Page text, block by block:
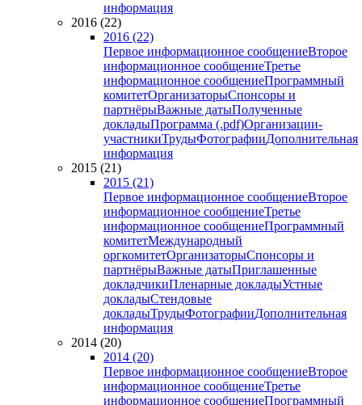
информация
2016 (22)
2016 (22)
Первое информационное сообщениеВторое
информационное сообщениеТретье
информационное сообщениеПрограммный
комитетОрганизаторыСпонсоры и
партнёрыВажные датыПолученные
докладыПрограмма (.pdf)Организации-
участникиТрудыФотографииДополнительная
информация
2015 (21)
2015 (21)
Первое информационное сообщениеВторое
информационное сообщениеТретье
информационное сообщениеПрограммный
комитетМеждународный
оргкомитетОрганизаторыСпонсоры и
партнёрыВажные датыПриглашенные
докладчикиПленарные докладыУстные
докладыСтендовые
докладыТрудыФотографииДополнительная
информация
2014 (20)
2014 (20)
Первое информационное сообщениеВторое
информационное сообщениеТретье
информационное сообщениеПрограммный